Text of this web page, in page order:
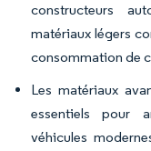
constructeurs
matériaux légers
consommation de
Les matériaux
essentiels pour
véhicules